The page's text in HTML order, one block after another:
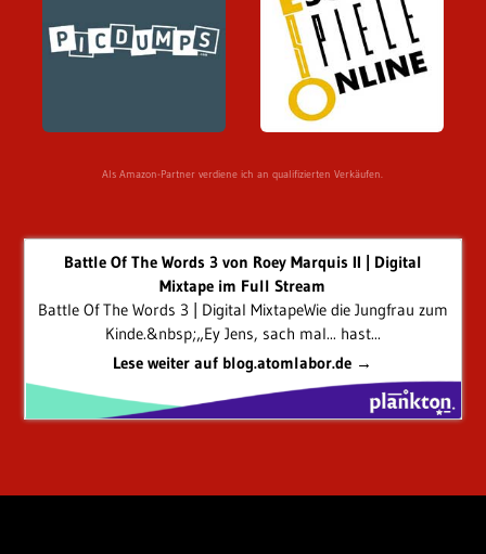
Als Amazon-Partner verdiene ich an qualifizierten Verkäufen.
Battle Of The Words 3 von Roey Marquis II | Digital
Mixtape im Full Stream
Battle Of The Words 3 | Digital MixtapeWie die Jungfrau zum
Kinde.&nbsp;„Ey Jens, sach mal... hast...
Lese weiter auf blog.atomlabor.de →